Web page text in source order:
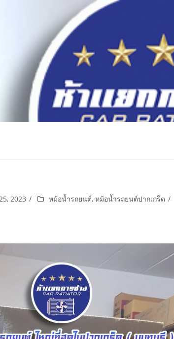
2023 หม้อน้ำรถยนต์, หม้อน้ำรถยนต์ปากเกร็ด